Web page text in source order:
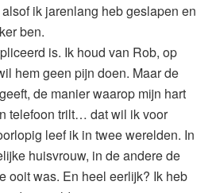
ik jarenlang heb geslapen en
ben.
is. Ik houd van Rob, op
hem geen pijn doen. Maar de
de manier waarop mijn hart
telefoon trilt… dat wil ik voor
leef ik in twee werelden. In
huisvrouw, in de andere de
ooit was. En heel eerlijk? Ik heb